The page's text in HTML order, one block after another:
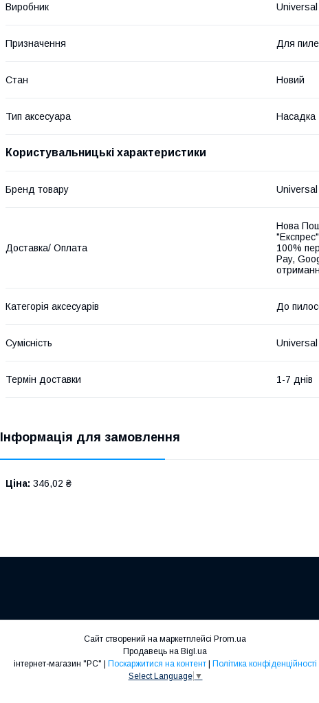
Виробник Universal
Призначення Для
Стан Новий
Тип аксесуара Насадка
Користувальницькі характеристики
Бренд товару Universal
Доставка/ Оплата
Нова
100%
Pay,
Категорія аксесуарів До
Сумісність Universal
Термін доставки 1-7 днів
Інформація для замовлення
Ціна: 346,02 ₴
Сайт створений на маркетплейсі Prom.ua
Продавець на Bigl.ua
інтернет-магазин "РС" | Поскаржитися на контент | Політика конфіденційності
Select Language ▼